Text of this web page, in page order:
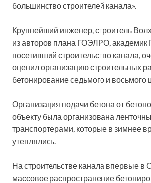
большинство строителей канала».
Крупнейший инженер, строитель
из авторов плана ГОЭЛРО, академик
посетивший строительство канала,
оценил организацию строительных
бетонирование седьмого и восьмого
Организация подачи бетона от
объекту была организована
транспортерами, которые в зимнее
утеплялись.
На строительстве канала впервые
массовое распространение